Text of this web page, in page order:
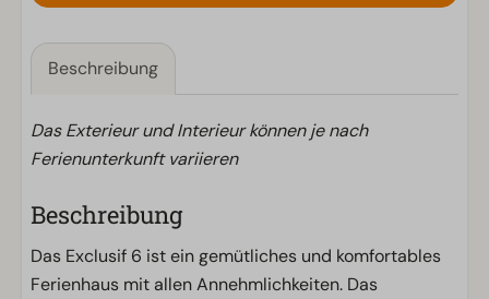
Beschreibung
Das Exterieur und Interieur können je nach
Ferienunterkunft variieren
Beschreibung
Das Exclusif 6 ist ein gemütliches und komfortables
Ferienhaus mit allen Annehmlichkeiten. Das